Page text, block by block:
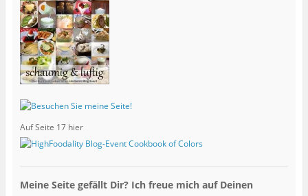
Auf Seite 17 hier
Meine Seite gefällt Dir? Ich freue mich auf Deinen